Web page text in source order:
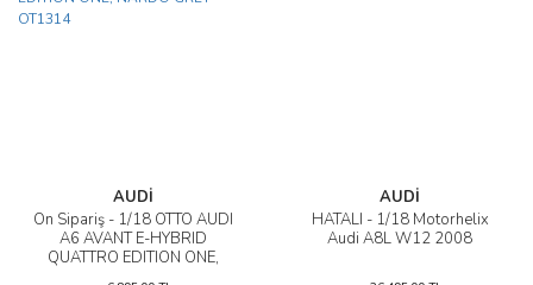
AUDİ
Ön Sipariş - 1/18 OTTO AUDI
A6 AVANT E-HYBRID
QUATTRO EDITION ONE,
AUDİ
HATALI - 1/18 Motorhelix
Audi A8L W12 2008